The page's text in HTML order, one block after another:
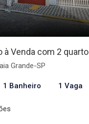
à Venda com 2
Grande-SP
1 Banheiro 1 Vaga